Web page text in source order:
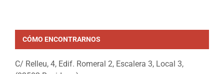
CÓMO ENCONTRARNOS
C/ Relleu, 4, Edif. Romeral 2, Escalera 3, Local 3,